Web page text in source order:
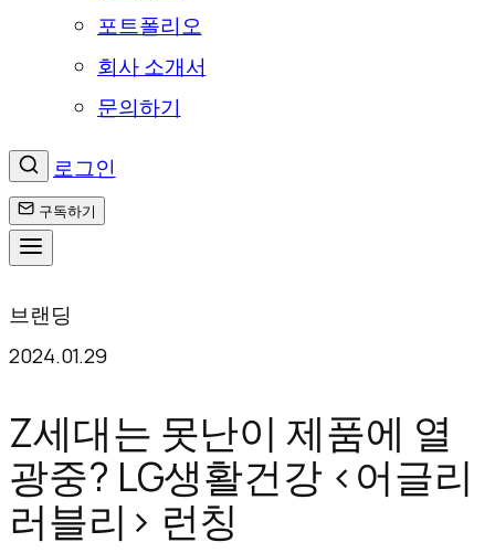
포트폴리오
회사 소개서
문의하기
로그인
구독하기
텐
츠
로
바
로
가
브랜딩
2024.01.29
Z세대는 못난이 제품에 열
광중? LG생활건강 <어글리
러블리> 런칭